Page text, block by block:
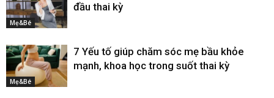
Mẹ&Bé
đầu thai kỳ
Mẹ&Bé
7 Yếu tố giúp chăm sóc mẹ bầu khỏe
mạnh, khoa học trong suốt thai kỳ